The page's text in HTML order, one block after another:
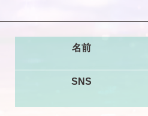
名前
SNS